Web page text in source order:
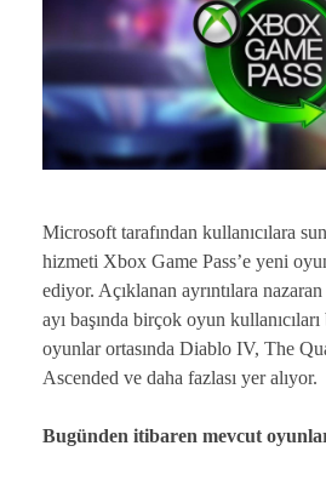
Microsoft tarafından kullanıcılara
hizmeti Xbox Game Pass’e yeni
ediyor. Açıklanan ayrıntılara
ayı başında birçok oyun
oyunlar ortasında Diablo IV, The
Ascended ve daha fazlası yer alıyor.
Bugünden itibaren mevcut